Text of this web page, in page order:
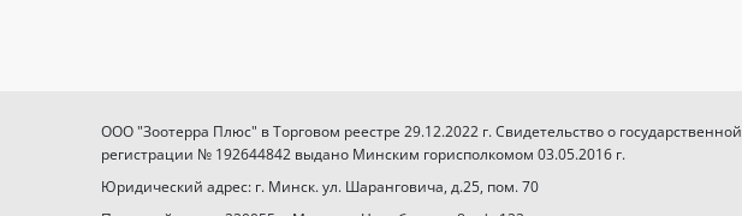
ООО "Зоотерра Плюс" в Торговом реестре 29.12.2022 г. Свидетельство о государственной
регистрации № 192644842 выдано Минским горисполкомом 03.05.2016 г.
Юридический адрес: г. Минск. ул. Шаранговича, д.25, пом. 70